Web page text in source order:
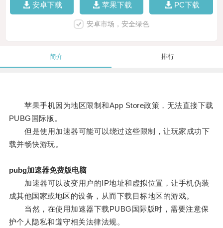
安卓下载 苹果下载 PC下载
安卓市场，安全绿色
简介 排行
苹果手机因为地区限制和App Store政策，无法直接下载
PUBG国际版。
但是使用加速器可能可以绕过这些限制，让玩家成功下
载并畅快游玩。
pubg加速器免费版电脑
加速器可以改变用户的IP地址和虚拟位置，让手机伪装
成其他国家或地区的设备，从而下载目标地区的游戏。
当然，在使用加速器下载PUBG国际版时，需要注意保
护个人隐私和遵守相关法律法规。